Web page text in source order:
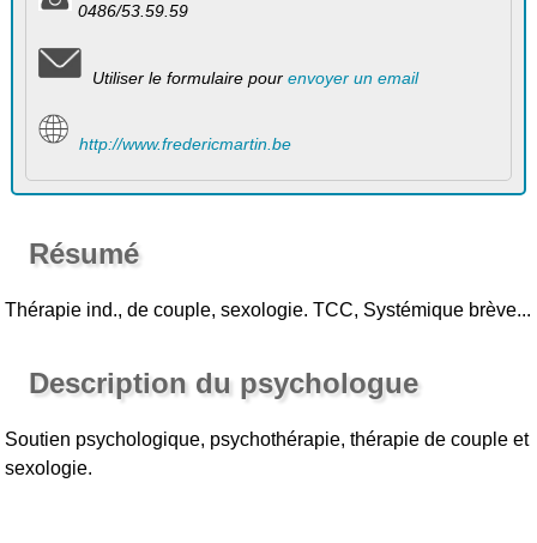
0486/53.59.59
Utiliser le formulaire pour envoyer un email
http://www.fredericmartin.be
Résumé
Thérapie ind., de couple, sexologie. TCC, Systémique brève...
Description du psychologue
Soutien psychologique, psychothérapie, thérapie de couple et
sexologie.